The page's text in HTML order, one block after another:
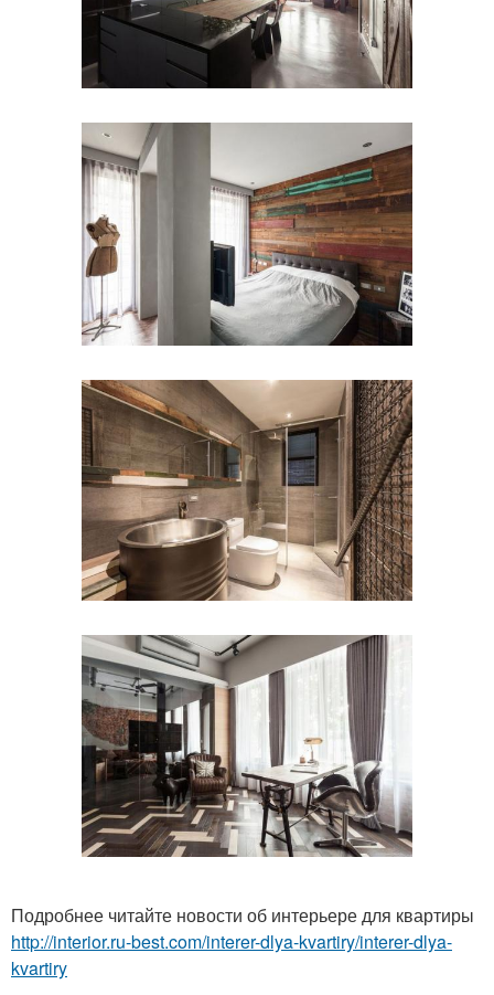
Подробнее читайте новости об интерьере для квартиры
http://interior.ru-best.com/interer-dlya-kvartiry/interer-dlya-
kvartiry